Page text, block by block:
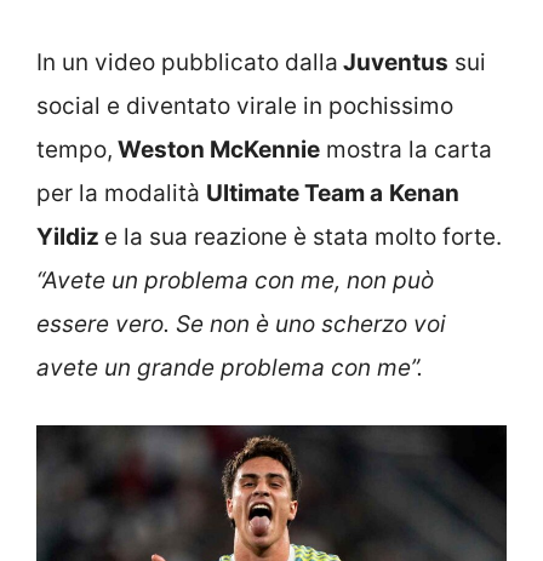
In un video pubblicato dalla Juventus sui
social e diventato virale in pochissimo
tempo, Weston McKennie mostra la carta
per la modalità Ultimate Team a Kenan
Yildiz e la sua reazione è stata molto forte.
“Avete un problema con me, non può
essere vero. Se non è uno scherzo voi
avete un grande problema con me”.